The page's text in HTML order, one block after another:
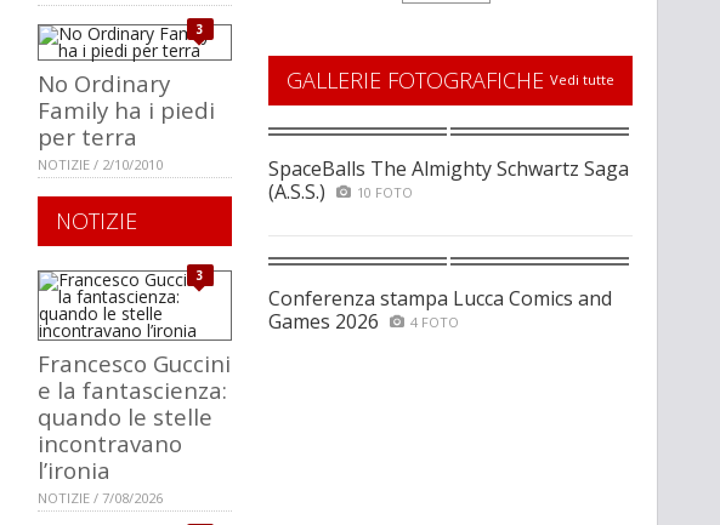
3
No Ordinary
Family ha i piedi
per terra
NOTIZIE / 2/10/2010
NOTIZIE
3
Francesco Guccini
e la fantascienza:
quando le stelle
incontravano
l’ironia
NOTIZIE / 7/08/2026
GALLERIE FOTOGRAFICHE Vedi tutte
SpaceBalls The Almighty Schwartz Saga
(A.S.S.)
10 FOTO
Conferenza stampa Lucca Comics and
Games 2026
4 FOTO